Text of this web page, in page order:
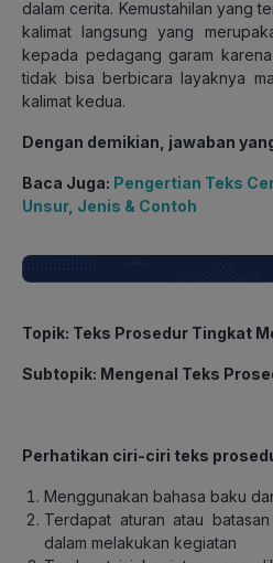
dalam cerita. Kemustahilan yang
kalimat langsung yang
kepada pedagang garam
tidak bisa berbicara layaknya
kalimat kedua.
Dengan demikian, jawaban
Baca Juga: Pengertian Teks
Unsur, Jenis & Contoh
Topik: Teks Prosedur Tingkat
Subtopik: Mengenal Teks
Perhatikan ciri-ciri teks
Menggunakan bahasa baku
Terdapat aturan atau
dalam melakukan kegiatan